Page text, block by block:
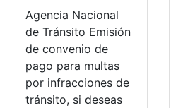
Agencia Nacional
de Tránsito Emisión
de convenio de
pago para multas
por infracciones de
tránsito, si deseas